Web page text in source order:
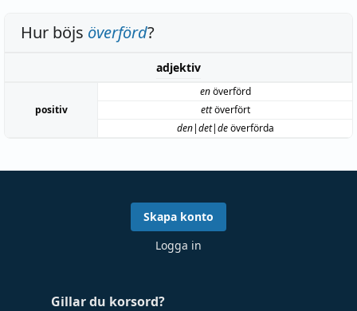
Hur böjs överförd?
adjektiv
positiv
enöverförd
ettöverfört
den|det|deöverförda
Gillar du korsord?
Skapa konto
Logga in